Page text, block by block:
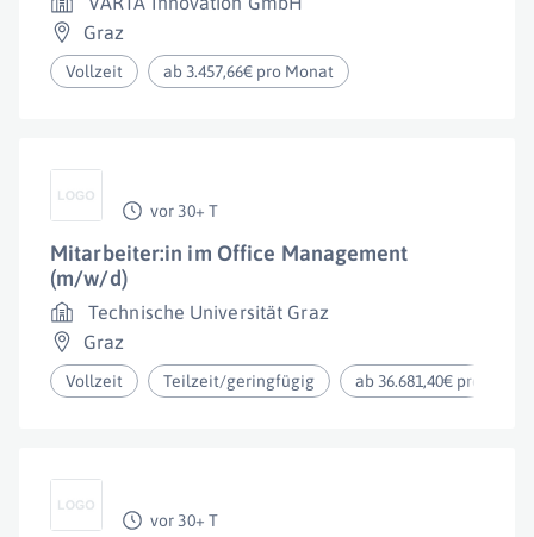
Graz
Vollzeit ab 3.457,66€ pro Monat
vor 30+ T
Mitarbeiter:in im Office Management
(m/w/d)
Technische Universität Graz
Graz
Vollzeit Teilzeit/geringfügig ab 36.681,40€ pro Jahr
vor 30+ T